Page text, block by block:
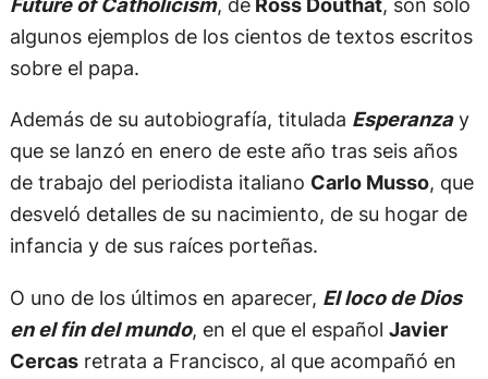
Future of Catholicism, deRoss Douthat, son solo
algunos ejemplos de los cientos de textos escritos
sobre el papa.
Además de su autobiografía, titulada Esperanzay
que se lanzó en enero de este año tras seis años
de trabajo del periodista italiano Carlo Musso, que
desveló detalles de su nacimiento, de su hogar de
infancia y de sus raíces porteñas.
O uno de los últimos en aparecer, El loco de Dios
en el fin del mundo, en el que el español Javier
Cercasretrata a Francisco, al que acompañó en